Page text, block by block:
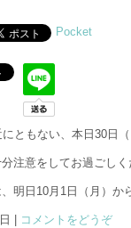
Pocket
ともない、本日30日
注意をしてお過ごしく
明日10月1日（月）
コメントをどうぞ